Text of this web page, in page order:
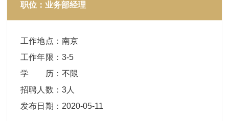
职位：业务部经理
工作地点 ： 南京
工作年限 ： 3-5
学 历： 不限
招聘人数 ： 3人
发布日期 ： 2020-05-11